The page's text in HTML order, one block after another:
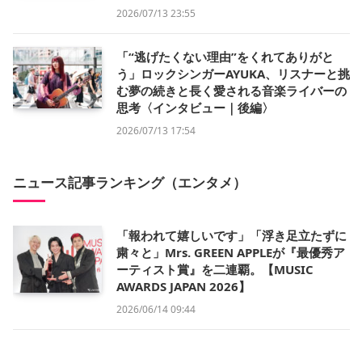
2026/07/13 23:55
「“逃げたくない理由”をくれてありがと
う」ロックシンガーAYUKA、リスナーと挑
む夢の続きと長く愛される音楽ライバーの
思考〈インタビュー｜後編〉
2026/07/13 17:54
ニュース記事ランキング（エンタメ）
「報われて嬉しいです」「浮き足立たずに
粛々と」Mrs. GREEN APPLEが『最優秀ア
ーティスト賞』を二連覇。【MUSIC
AWARDS JAPAN 2026】
2026/06/14 09:44